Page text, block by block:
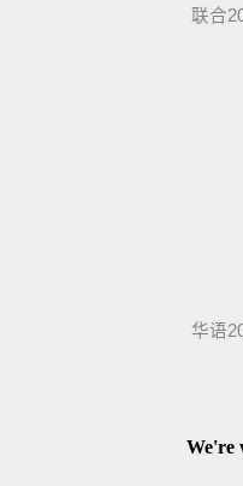
联合
华语